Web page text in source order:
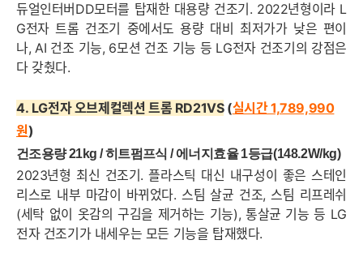
듀얼인터버DD모터를 탑재한 대용량 건조기. 2022년형이라 L
G전자 트롬 건조기 중에서도 용량 대비 최저가가 낮은 편이
나, AI 건조 기능, 6모션 건조 기능 등 LG전자 건조기의 강점은
다 갖췄다.
4. LG전자 오브제컬렉션 트롬 RD21VS(실시간 1,789,990
원)
건조용량 21kg / 히트펌프식 /에너지효율 1등급(148.2W/kg)
2023년형 최신 건조기. 플라스틱 대신 내구성이 좋은 스테인
리스로 내부 마감이 바뀌었다. 스팀 살균 건조, 스팀 리프레쉬
(세탁 없이 옷감의 구김을 제거하는 기능), 통살균 기능 등 LG
전자 건조기가 내세우는 모든 기능을 탑재했다.